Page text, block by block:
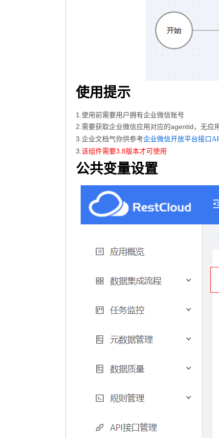
使用提示
1.使用前需要用户拥有企业微信账号
2.需要获取企业微信应用对应的agentid，无应
3.企业文档气你供参考企业微信开放平台接口
3.该组件需要3.8版本才可使用
公共变量设置